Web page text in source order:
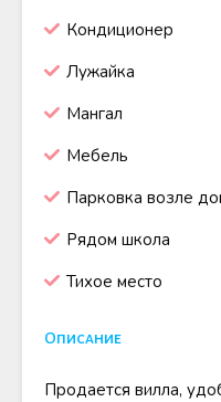
Кондиционер
Лужайка
Мангал
Мебель
Парковка возле
Рядом школа
Тихое место
Описание
Продается вилла,